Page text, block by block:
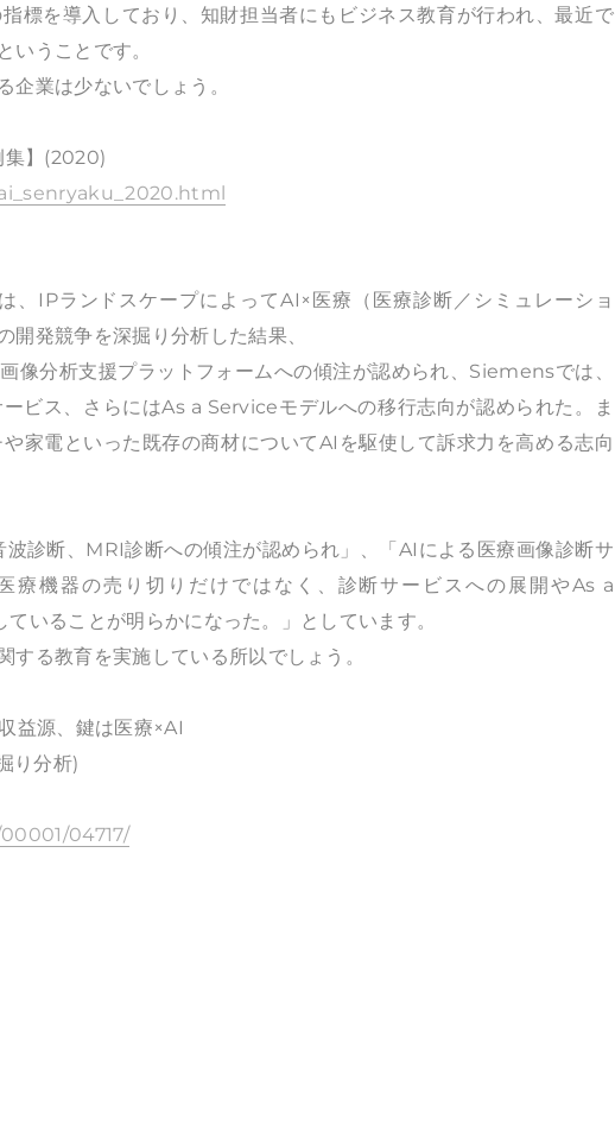
標を導入しており、知財担当者にもビジネス教育が行われ、最近で
いうことです。
業は少ないでしょう。
集】(2020)
、IPランドスケープによってAI×医療（医療診断／シミュレーショ
発競争を深掘り分析した結果、
像分析支援プラットフォームへの傾注が認められ、Siemensでは、
ビス、さらにはAs a Serviceモデルへの移行志向が認められた。ま
家電といった既存の商材についてAIを駆使して訴求力を高める志向
診断、MRI診断への傾注が認められ」、「AIによる医療画像診断サ
療機器の売り切りだけではなく、診断サービスへの展開やAs a
いることが明らかになった。」としています。
る教育を実施している所以でしょう。
益源、鍵は医療×AI
り分析)
04717/